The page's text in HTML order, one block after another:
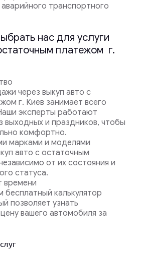
транспортного
нас для услуги
платежом г.
через выкуп авто с
г. Киев занимает всего
эксперты работают
выходных и праздников, чтобы
комфортно.
марками и моделями
авто с остаточным
от их состояния и
статуса.
времени
калькулятор
позволяет узнать
вашего автомобиля за